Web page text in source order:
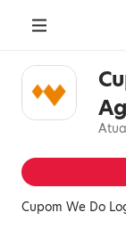
Cupom We Do